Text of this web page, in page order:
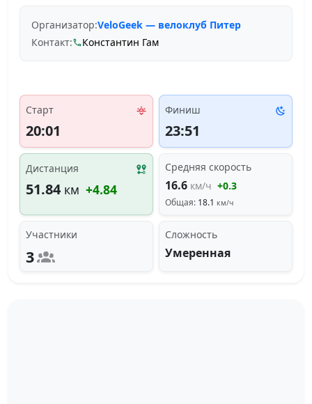
Организатор:VeloGeek — велоклуб Питер
Контакт:
Константин Гам
Старт
20:01
Финиш
23:51
Дистанция
51.84 км +4.84
Средняя скорость
16.6 км/ч +0.3
Общая: 18.1 км/ч
Участники
3
Сложность
Умеренная